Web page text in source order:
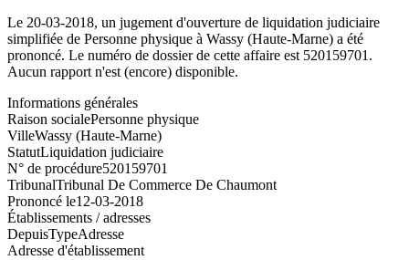
Le 20-03-2018, un jugement d'ouverture de liquidation judiciaire
simplifiée de Personne physique à Wassy (Haute-Marne) a été
prononcé. Le numéro de dossier de cette affaire est 520159701.
Aucun rapport n'est (encore) disponible.
Informations générales
Raison socialePersonne physique
VilleWassy (Haute-Marne)
StatutLiquidation judiciaire
N° de procédure520159701
TribunalTribunal De Commerce De Chaumont
Prononcé le12-03-2018
Établissements / adresses
DepuisTypeAdresse
Adresse d'établissement